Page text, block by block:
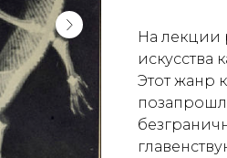
На лекции
искусства
Этот жанр